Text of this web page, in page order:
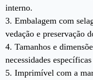
interno.
3. Embalagem com
vedação e preservação
4. Tamanhos e
necessidades
5. Imprimível com a